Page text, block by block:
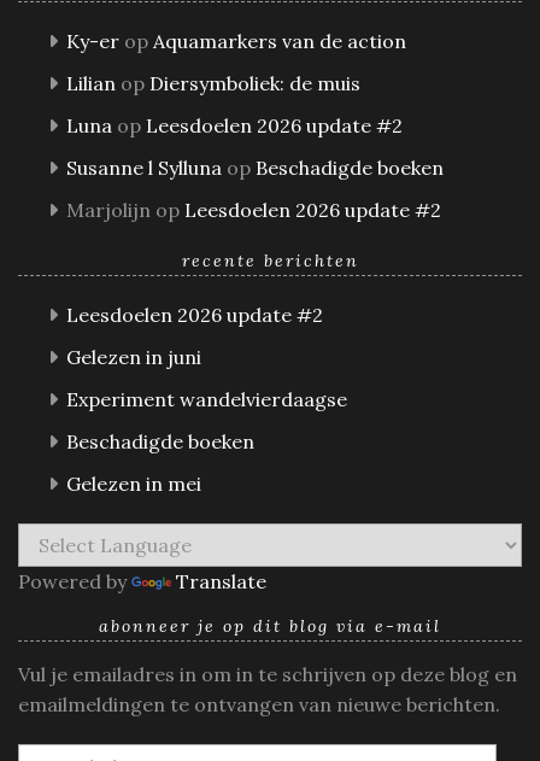
Ky-er op Aquamarkers van de action
Lilian op Diersymboliek: de muis
Luna op Leesdoelen 2026 update #2
Susanne l Sylluna op Beschadigde boeken
Marjolijn op Leesdoelen 2026 update #2
recente berichten
Leesdoelen 2026 update #2
Gelezen in juni
Experiment wandelvierdaagse
Beschadigde boeken
Gelezen in mei
Powered by Translate
abonneer je op dit blog via e-mail
Vul je emailadres in om in te schrijven op deze blog en
emailmeldingen te ontvangen van nieuwe berichten.